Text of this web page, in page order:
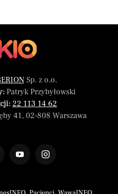
Sp. z o.o.
Patryk Przybyłowski
22 113 14 62
41, 02-808 Warszawa